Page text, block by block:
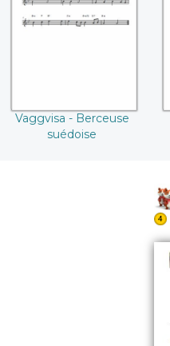
Berceuse suédoise
Vaggvisa - Berceuse
suédoise